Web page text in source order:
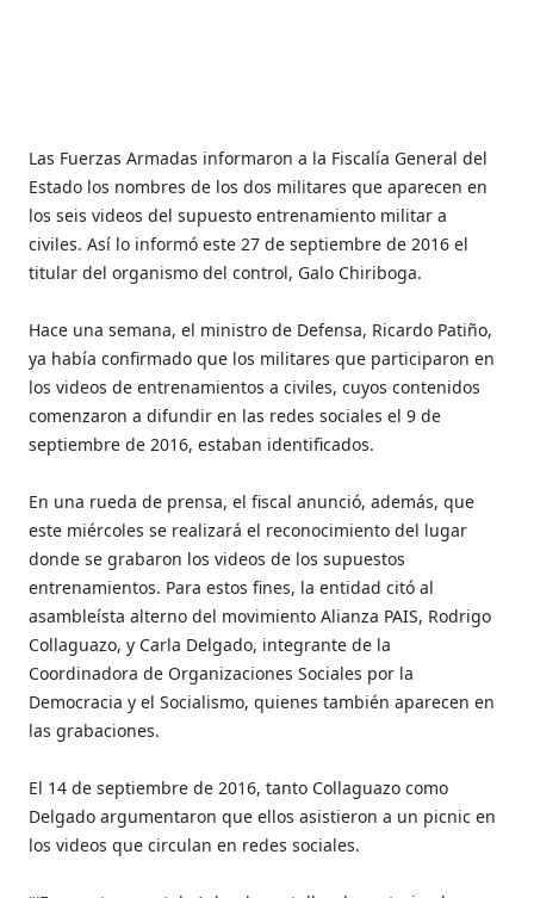
Las Fuerzas Armadas informaron a la Fiscalía General del
Estado los nombres de los dos militares que aparecen en
los seis videos del supuesto entrenamiento militar a
civiles. Así lo informó este 27 de septiembre de 2016 el
titular del organismo del control, Galo Chiriboga.
Hace una semana, el ministro de Defensa, Ricardo Patiño,
ya había confirmado que los militares que participaron en
los videos de entrenamientos a civiles, cuyos contenidos
comenzaron a difundir en las redes sociales el 9 de
septiembre de 2016, estaban identificados.
En una rueda de prensa, el fiscal anunció, además, que
este miércoles se realizará el reconocimiento del lugar
donde se grabaron los videos de los supuestos
entrenamientos. Para estos fines, la entidad citó al
asambleísta alterno del movimiento Alianza PAIS, Rodrigo
Collaguazo, y Carla Delgado, integrante de la
Coordinadora de Organizaciones Sociales por la
Democracia y el Socialismo, quienes también aparecen en
las grabaciones.
El 14 de septiembre de 2016, tanto Collaguazo como
Delgado argumentaron que ellos asistieron a un picnic en
los videos que circulan en redes sociales.